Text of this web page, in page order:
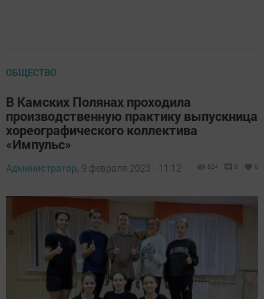
ОБЩЕСТВО
В Камских Полянах проходила
производственную практику выпускница
хореографического коллектива
«Импульс»
Администратор, 9 февраля 2023 - 11:12 824 0 0